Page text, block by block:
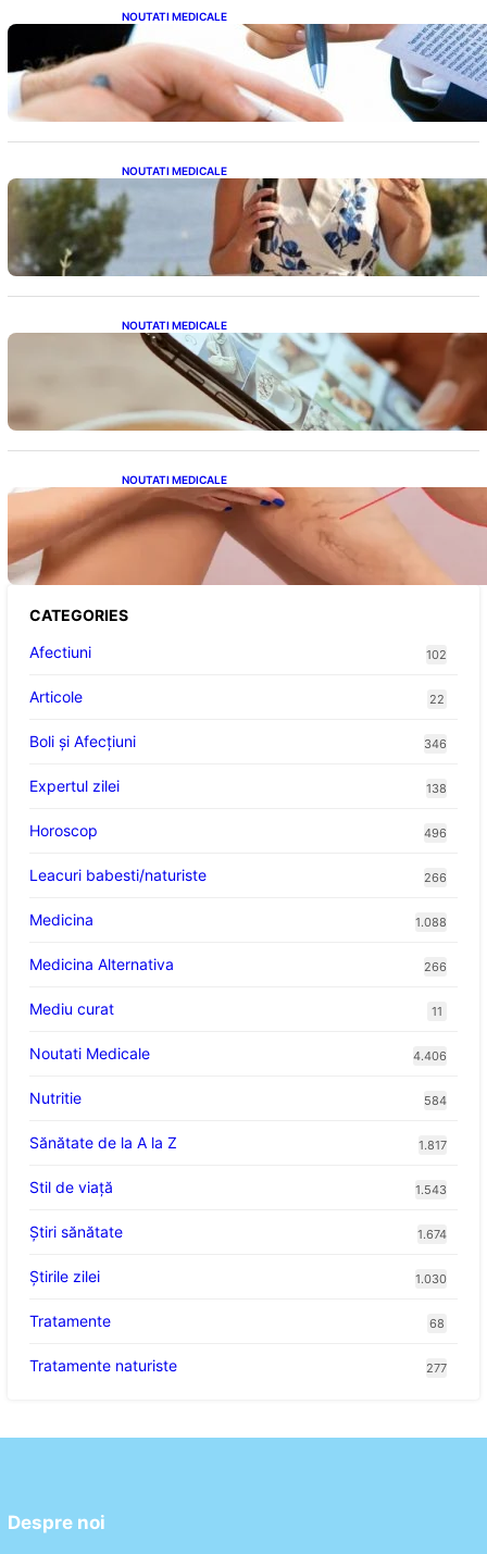
NOUTATI MEDICALE
Acordul României cu Banca Mondială: O
Analiză Detaliată a Împrumutului și
Condițiilor Impuse
NOUTATI MEDICALE
Nașterea prințesei Eugenie la Lisabona: O
alegere plină de semnificație pentru familia
regală britanică
NOUTATI MEDICALE
Revoluția Bateriilor pentru Telefoane:
Avantaje, Provocări și Viitorul Tehnologiei
Energetice
NOUTATI MEDICALE
Varicele și Umflarea Picioarelor pe Caniculă:
Înțelegerea Simptomelor și Măsurilor de
Prevenție
CATEGORIES
Afectiuni
102
Articole 22
Boli și Afecțiuni 346
Expertul zilei 138
Horoscop 496
Leacuri babesti/naturiste 266
Medicina 1.088
Medicina Alternativa 266
Mediu curat 11
Noutati Medicale 4.406
Nutritie 584
Sănătate de la A la Z 1.817
Stil de viaţă 1.543
Ştiri sănătate 1.674
Știrile zilei 1.030
Tratamente 68
Tratamente naturiste 277
Despre noi